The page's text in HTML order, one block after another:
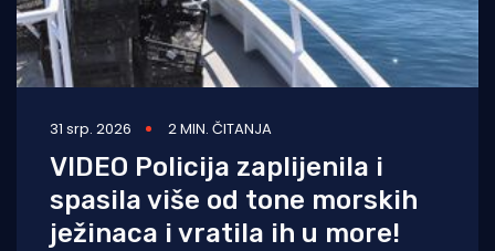
31 srp. 2026 2 MIN. ČITANJA
VIDEO Policija zaplijenila i
spasila više od tone morskih
ježinaca i vratila ih u more!